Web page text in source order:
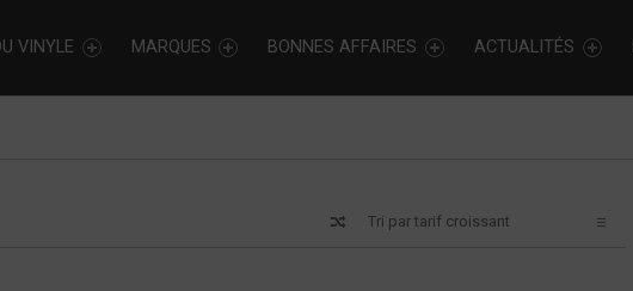
VINYLE MARQUES BONNES AFFAIRES ACTUALITÉS